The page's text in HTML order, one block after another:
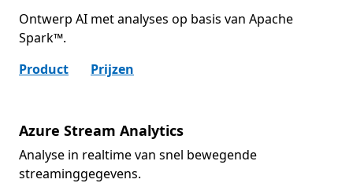
Ontwerp AI met analyses op basis van Apache
Spark™.
Product
Prijzen
Azure Stream Analytics
Analyse in realtime van snel bewegende
streaminggegevens.